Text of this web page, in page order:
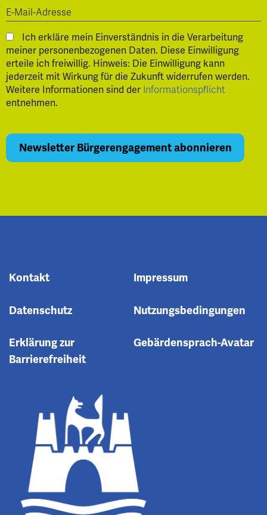
Ich erkläre mein Einverständnis in die Verarbeitung
meiner personenbezogenen Daten. Diese Einwilligung
erteile ich freiwillig. Hinweis: Die Einwilligung kann
jederzeit mit Wirkung für die Zukunft widerrufen werden.
Weitere Informationen sind der Informationspflicht
entnehmen.
Kontakt Impressum
Datenschutz Nutzungsbedingungen
Erklärung zur
Barrierefreiheit
Gebärdensprach-Avatar